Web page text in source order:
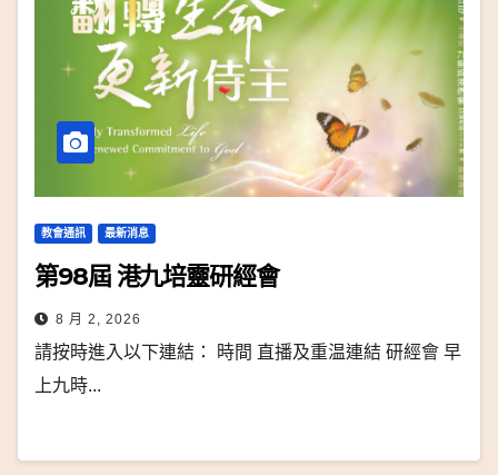
教會通訊 最新消息
第98屆 港九培靈研經會
8 月 2, 2026
請按時進入以下連結： 時間 直播及重温連結 研經會 早
上九時...